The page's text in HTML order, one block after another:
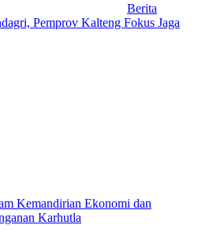
Berita
Pemprov Kalteng Fokus Jaga
Kemandirian Ekonomi dan
Karhutla